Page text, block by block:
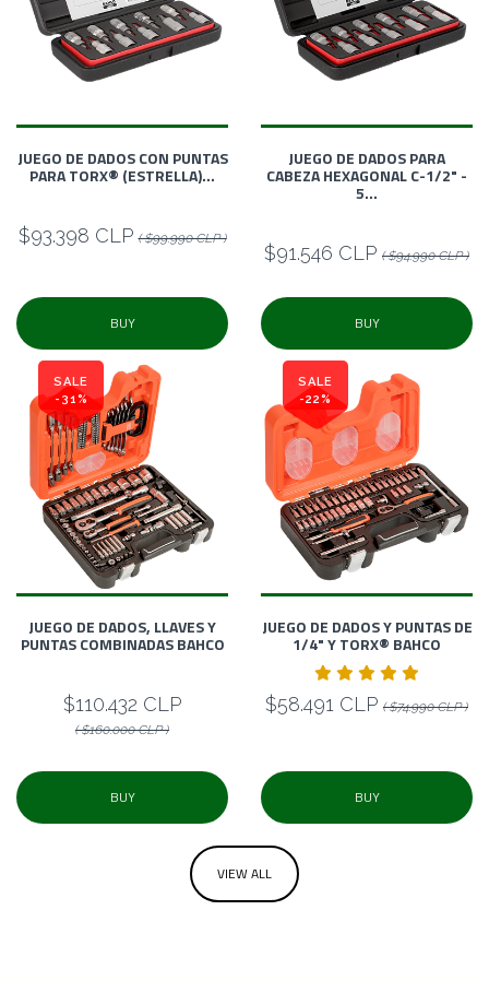
JUEGO DE DADOS CON PUNTAS
PARA TORX® (ESTRELLA)...
$93.398 CLP ( $99.990 CLP )
BUY
JUEGO DE DADOS PARA
CABEZA HEXAGONAL C-1/2" -
5...
$91.546 CLP ( $94.990 CLP )
BUY
SALE
-31%
JUEGO DE DADOS, LLAVES Y
PUNTAS COMBINADAS BAHCO
$110.432 CLP
( $160.000 CLP )
BUY
SALE
-22%
JUEGO DE DADOS Y PUNTAS DE
1/4" Y TORX® BAHCO
$58.491 CLP ( $74.990 CLP )
BUY
VIEW ALL